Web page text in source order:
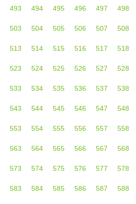
493 494 495 496 497 498
503 504 505 506 507 508
513 514 515 516 517 518
523 524 525 526 527 528
533 534 535 536 537 538
543 544 545 546 547 548
553 554 555 556 557 558
563 564 565 566 567 568
573 574 575 576 577 578
583 584 585 586 587 588